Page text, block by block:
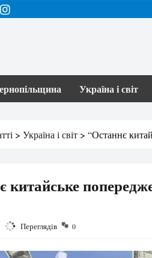
Україна і світ
> Україна і світ > “Останнє
китайське
1984 Переглядів 0